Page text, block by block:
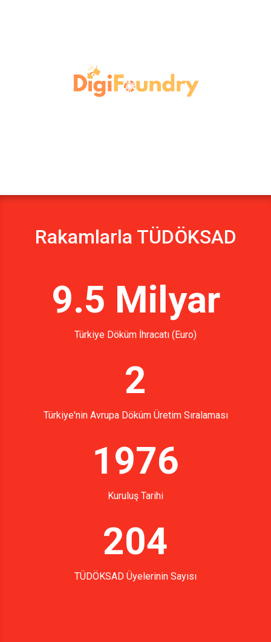
Rakamlarla TÜDÖKSAD
9.5 Milyar
Türkiye Döküm İhracatı (Euro)
2
Türkiye'nin Avrupa Döküm Üretim Sıralaması
1976
Kuruluş Tarihi
204
TÜDÖKSAD Üyelerinin Sayısı